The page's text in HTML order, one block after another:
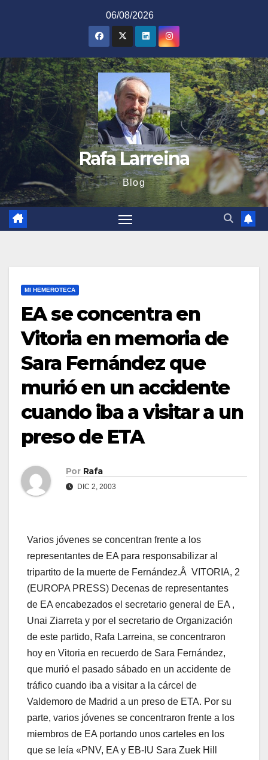
06/08/2026
Rafa Larreina
Blog
MI HEMEROTECA
EA se concentra en
Vitoria en memoria de
Sara Fernández que
murió en un accidente
cuando iba a visitar a un
preso de ETA
Por Rafa
DIC 2, 2003
Varios jóvenes se concentran frente a los
representantes de EA para responsabilizar al
tripartito de la muerte de Fernández.Â VITORIA, 2
(EUROPA PRESS) Decenas de representantes
de EA encabezados el secretario general de EA ,
Unai Ziarreta y por el secretario de Organización
de este partido, Rafa Larreina, se concentraron
hoy en Vitoria en recuerdo de Sara Fernández,
que murió el pasado sábado en un accidente de
tráfico cuando iba a visitar a la cárcel de
Valdemoro de Madrid a un preso de ETA. Por su
parte, varios jóvenes se concentraron frente a los
miembros de EA portando unos carteles en los
que se leí­a «PNV, EA y EB-IU Sara Zuek Hill